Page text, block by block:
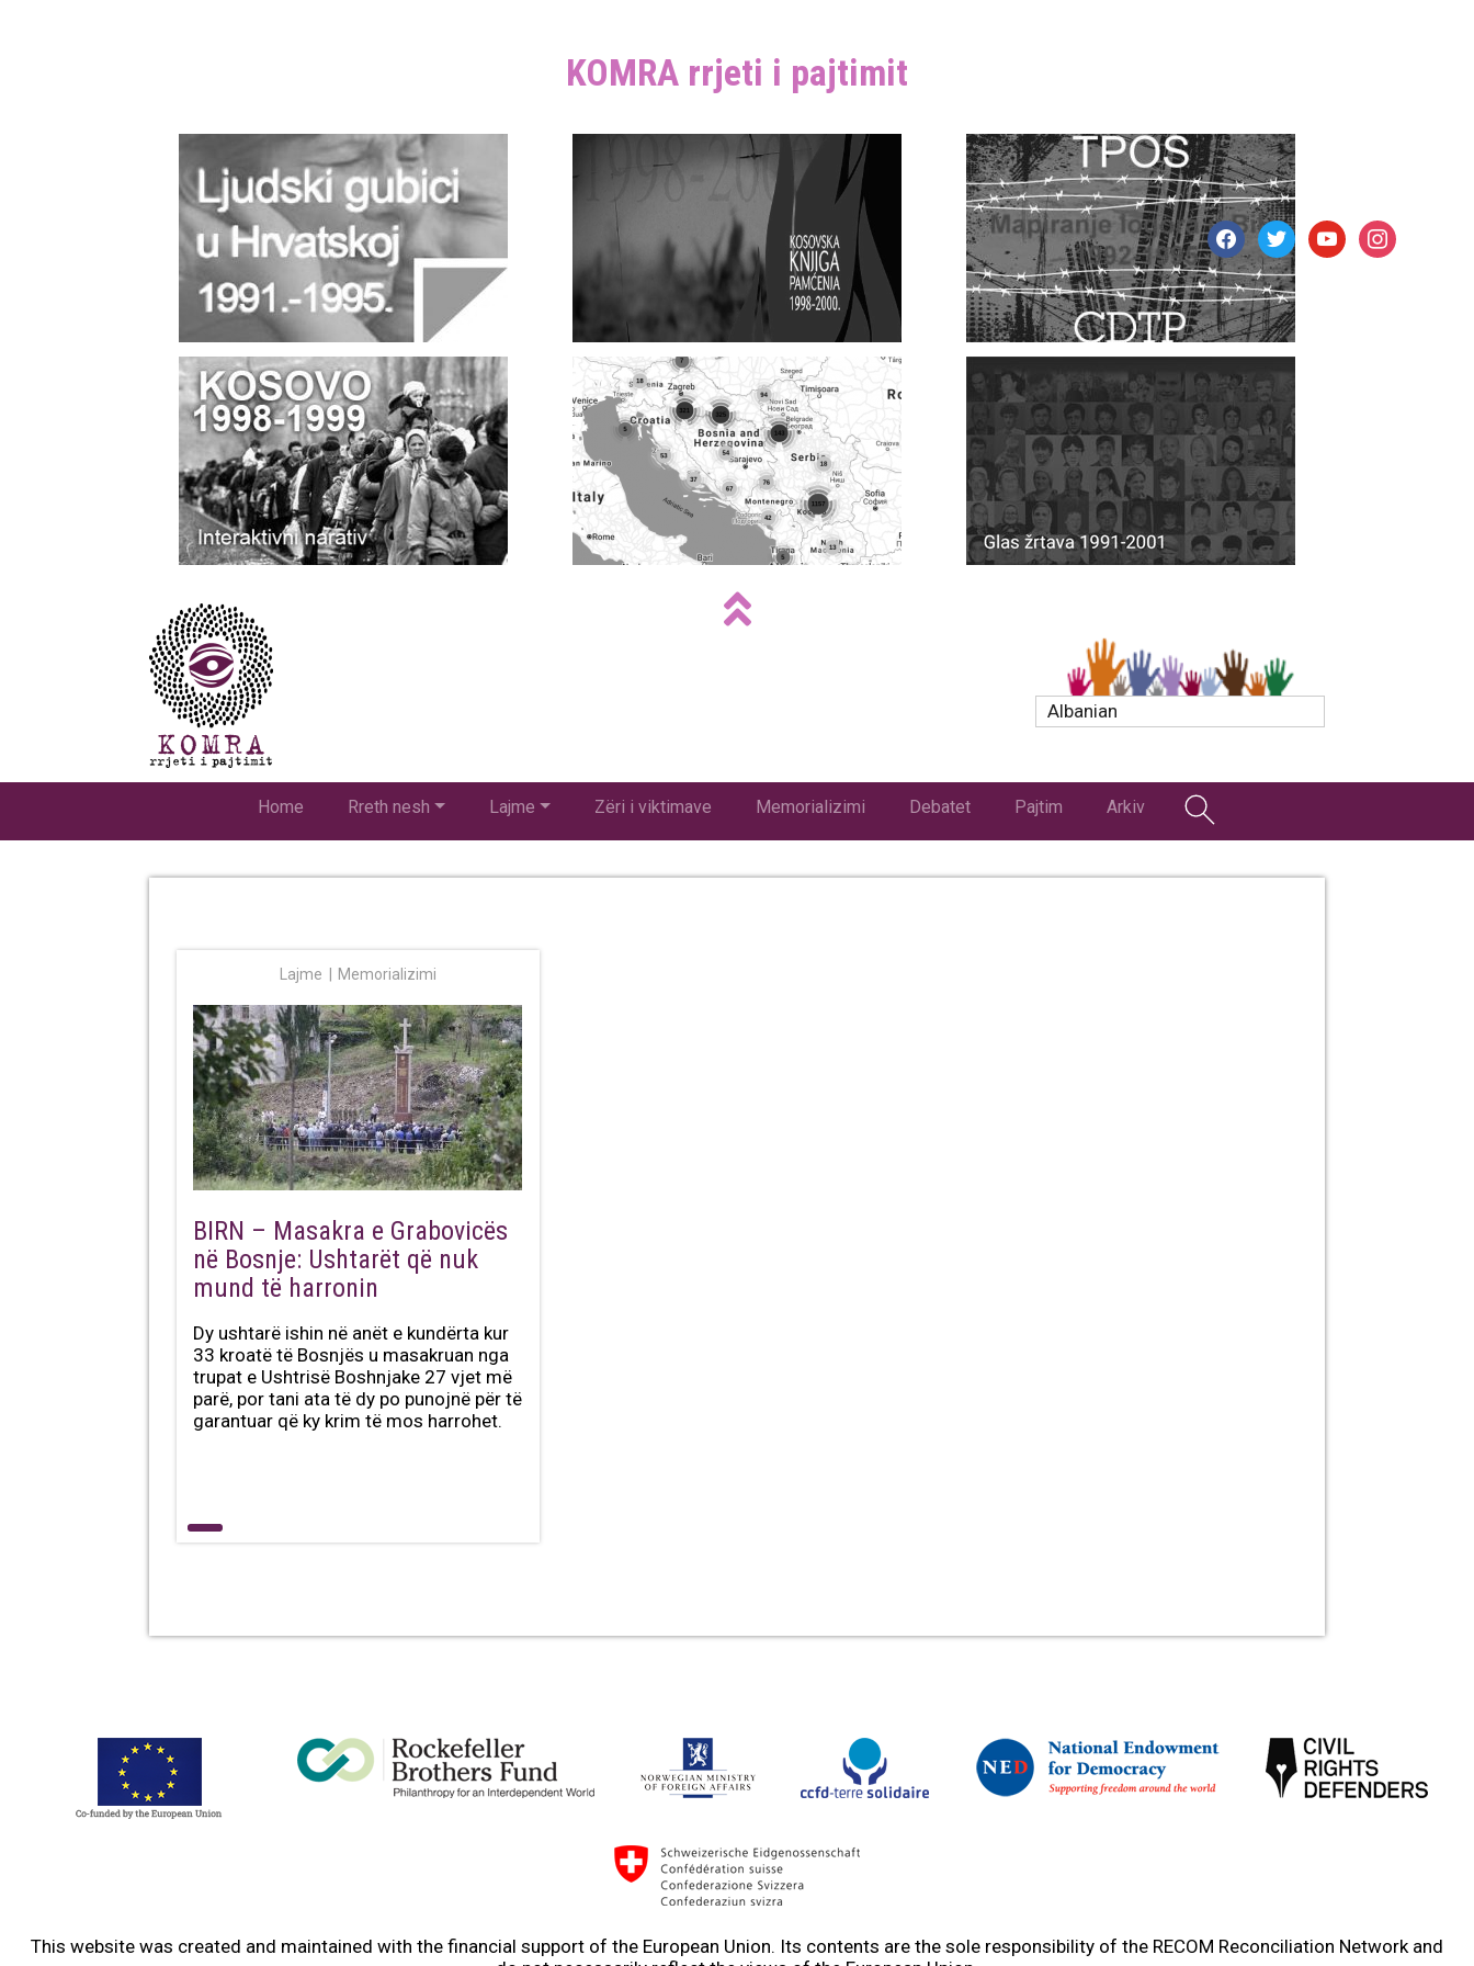
KOMRA rrjeti i pajtimit
Albanian
Home Rreth nesh Lajme Zëri i viktimave Memorializimi Debatet Pajtim Arkiv
Lajme Memorializimi
BIRN – Masakra e Grabovicës
në Bosnje: Ushtarët që nuk
mund të harronin
Dy ushtarë ishin në anët e kundërta kur
33 kroatë të Bosnjës u masakruan nga
trupat e Ushtrisë Boshnjake 27 vjet më
parë, por tani ata të dy po punojnë për të
garantuar që ky krim të mos harrohet.
facebooktwitteryoutubeinstagram
This website was created and maintained with the financial support of the European Union. Its contents are the sole responsibility of the RECOM Reconciliation Network and